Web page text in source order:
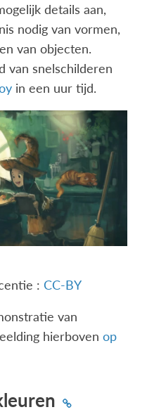
details aan,
nodig van vormen,
van objecten.
van snelschilderen
in een uur tijd.
:CC-BY
van
hierbovenop